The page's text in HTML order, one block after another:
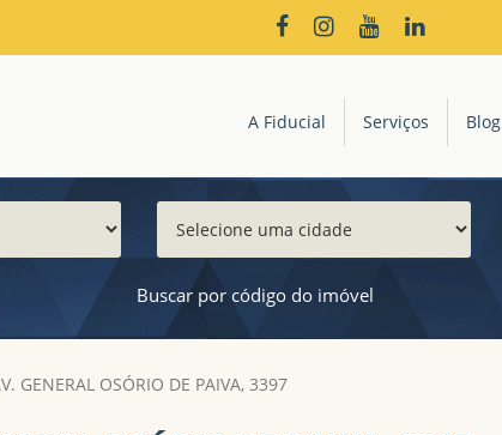
A Fiducial Serviços Blog
Buscar por código do imóvel
GENERAL OSÓRIO DE PAIVA, 3397